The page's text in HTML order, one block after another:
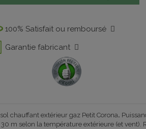
100% Satisfait ou remboursé
Garantie fabricant
chauffant extérieur gaz Petit Corona.
30 m selon la température extérieure (et vent).